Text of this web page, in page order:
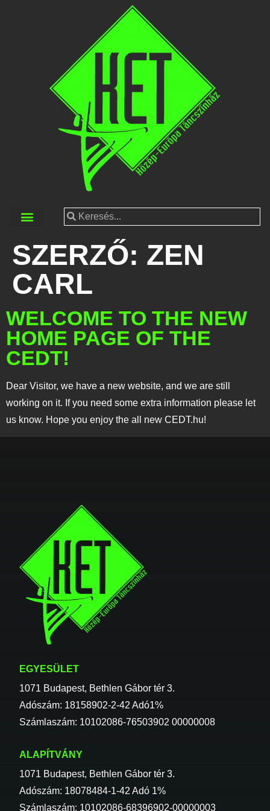
SZERZŐ: ZEN
CARL
WELCOME TO THE NEW
HOME PAGE OF THE
CEDT!
Dear Visitor, we have a new website, and we are still
working on it. If you need some extra information please let
us know. Hope you enjoy the all new CEDT.hu!
EGYESÜLET
1071 Budapest, Bethlen Gábor tér 3.
Adószám: 18158902-2-42 Adó1%
Számlaszám: 10102086-76503902 00000008
ALAPÍTVÁNY
1071 Budapest, Bethlen Gábor tér 3.
Adószám: 18078484-1-42 Adó 1%
Számlaszám: 10102086-68396902-00000003